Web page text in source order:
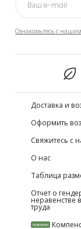
Ознакомьтесь с
Доставка и
Оформить
Свяжитесь с
О нас
Таблица
Отчет о
неравенстве
труда
НОВИНКИ